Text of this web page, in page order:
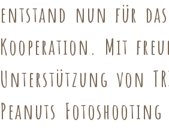
entstand nun für
Kooperation. Mit
Unterstützung von
Peanuts